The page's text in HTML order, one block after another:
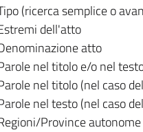
(ricerca semplice o
dell'atto
atto
nel titolo e/o nel
nel titolo (nel caso
nel testo (nel caso
Province autonome